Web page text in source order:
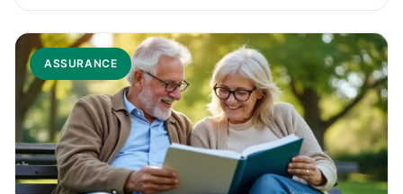
ASSURANCE